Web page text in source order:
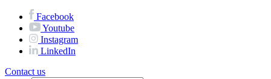
Facebook
Youtube
Instagram
LinkedIn
Contact us